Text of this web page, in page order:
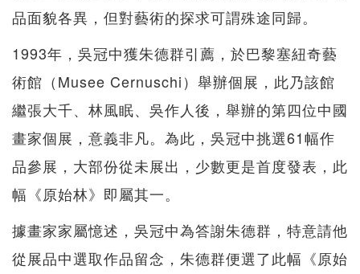
品面貌各異，但對藝術的探求可謂殊途同歸。
1993年，吳冠中獲朱德群引薦，於巴黎塞紐奇藝
術館（Musee Cernuschi）舉辦個展，此乃該館
繼張大千、林風眠、吳作人後，舉辦的第四位中國
畫家個展，意義非凡。為此，吳冠中挑選61幅作
品參展，大部份從未展出，少數更是首度發表，此
幅《原始林》即屬其一。
據畫家家屬憶述，吳冠中為答謝朱德群，特意請他
從展品中選取作品留念，朱德群便選了此幅《原始